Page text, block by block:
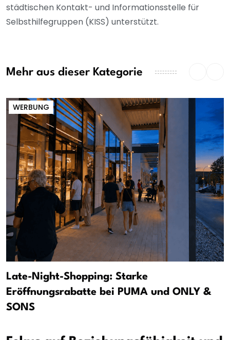
städtischen Kontakt- und Informationsstelle für
Selbsthilfegruppen (KISS) unterstützt.
Mehr aus dieser Kategorie
WERBUNG
Late-Night-Shopping: Starke
Eröffnungsrabatte bei PUMA und ONLY &
SONS